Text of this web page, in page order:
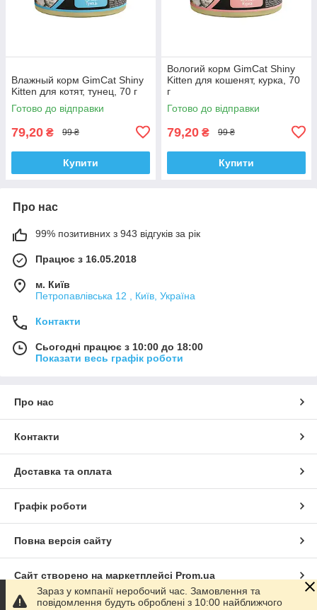
Влажный корм GimCat Shiny
Kitten для котят, тунец, 70 г
Готово до відправки
79,20 ₴ 99 ₴
Купити
Вологий корм GimCat Shiny
Kitten для кошенят, курка, 70
г
Готово до відправки
79,20 ₴ 99 ₴
Купити
Про нас
99% позитивних з 943 відгуків за рік
Працює з 16.05.2018
м. Київ
Петропавлівська 12 , Київ, Україна
Контакти
Сьогодні працює з 10:00 до 18:00
Показати весь графік роботи
Про нас
Контакти
Доставка та оплата
Графік роботи
Повна версія сайту
Сайт створено на маркетплейсі Prom.ua
Зараз у компанії неробочий час. Замовлення та
повідомлення будуть оброблені з 10:00 найближчого